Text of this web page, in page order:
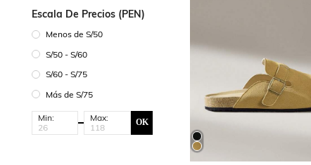
Escala De Precios (PEN)
Menos de S/50
S/50 - S/60
S/60 - S/75
Más de S/75
Min: Max: OK